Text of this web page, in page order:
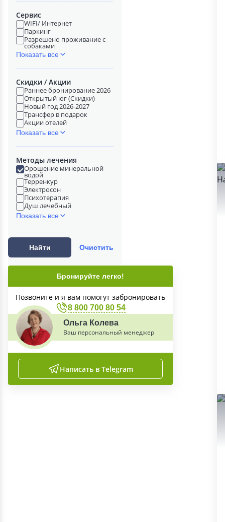
Сервис
WIFI/ Интернет
Паркинг
Разрешено проживание с
собаками
Показать все
Скидки / Акции
Раннее бронирование 2026
Открытый юг (Скидки)
Новый год 2026-2027
Трансфер в подарок
Акции отелей
Показать все
Методы лечения
Орошение минеральной
водой
Терренкур
Электросон
Психотерапия
Душ лечебный
Показать все
Найти Очистить
Бронируйте легко!
Позвоните и я вам помогут забронировать
8 800 700 80 54
Ольга Колева
Ваш персональный менеджер
Написать в Telegram